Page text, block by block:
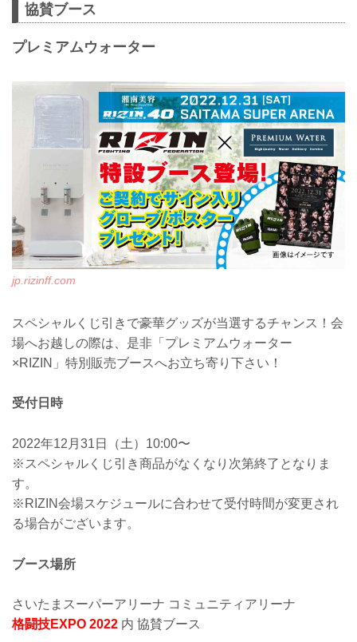
スがオープン！ 今回のファンブースは同
す！会場にご来場の会員様は、ぜひとも
お立ち寄り下さい！ ※当イベントは新型
コロナウイルス感染防止対策の取り組み
を徹底したうえで実施いたします。ご来
場の方々には予...
協賛ブース
プレミアムウォーター
jp.rizinff.com
スペシャルくじ引きで豪華グッズが当選するチャンス！会
場へお越しの際は、是非「プレミアムウォーター
×RIZIN」特別販売ブースへお立ち寄り下さい！
受付日時
2022年12月31日（土）10:00〜
※スペシャルくじ引き商品がなくなり次第終了となりま
す。
※RIZIN会場スケジュールに合わせて受付時間が変更され
る場合がございます。
ブース場所
さいたまスーパーアリーナ コミュニティアリーナ
格闘技EXPO 2022 内 協賛ブース